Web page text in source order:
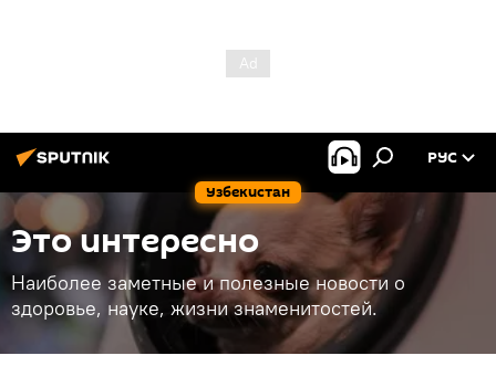
Узбекистан
РУС
Это интересно
Наиболее заметные и полезные новости о
здоровье, науке, жизни знаменитостей.